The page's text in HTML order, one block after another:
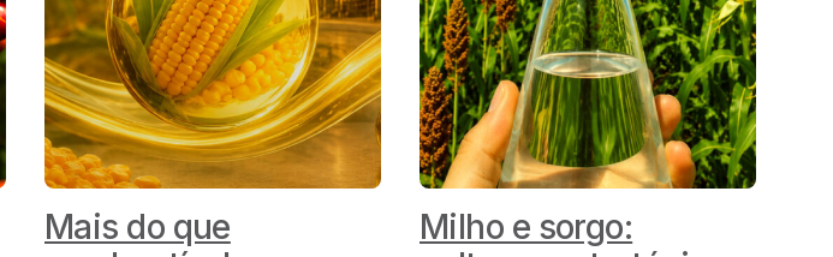
Mais do que
Milho e sorgo: